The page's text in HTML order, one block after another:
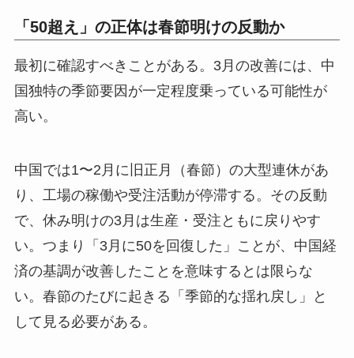
「50超え」の正体は春節明けの反動か
最初に確認すべきことがある。3月の改善には、中
国独特の季節要因が一定程度乗っている可能性が
高い。
中国では1〜2月に旧正月（春節）の大型連休があ
り、工場の稼働や受注活動が停滞する。その反動
で、休み明けの3月は生産・受注ともに戻りやす
い。つまり「3月に50を回復した」ことが、中国経
済の基調が改善したことを意味するとは限らな
い。春節のたびに起きる「季節的な揺れ戻し」と
して見る必要がある。